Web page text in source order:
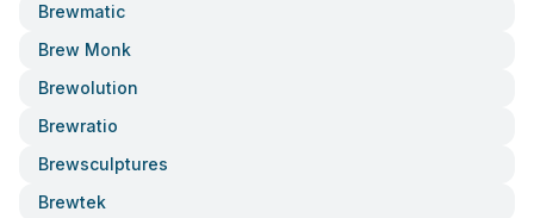
Brewmatic
Brew Monk
Brewolution
Brewratio
Brewsculptures
Brewtek